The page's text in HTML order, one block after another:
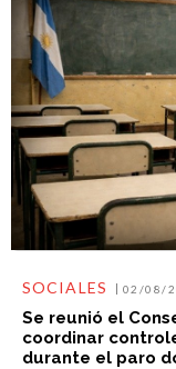
SOCIALES 02/08/
Se reunió el
coordinar
durante el paro